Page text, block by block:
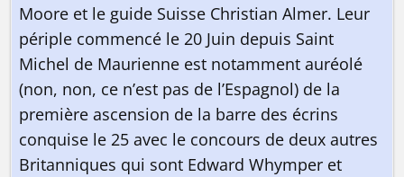
Moore et le guide Suisse Christian Almer. Leur
périple commencé le 20 Juin depuis Saint
Michel de Maurienne est notamment auréolé
(non, non, ce n’est pas de l’Espagnol) de la
première ascension de la barre des écrins
conquise le 25 avec le concours de deux autres
Britanniques qui sont Edward Whymper et